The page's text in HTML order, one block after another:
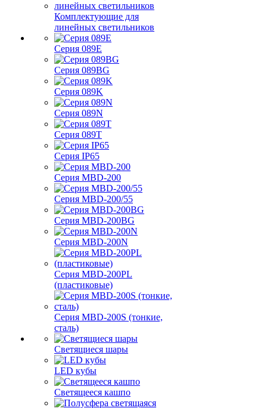
Комплектующие для
линейных светильников
Серия 089E
Серия 089BG
Серия 089K
Серия 089N
Серия 089T
Серия IP65
Серия MBD-200
Серия MBD-200/55
Серия MBD-200BG
Серия MBD-200N
Серия MBD-200PL
(пластиковые)
Серия MBD-200S (тонкие,
сталь)
Светящиеся шары
LED кубы
Светящееся кашпо